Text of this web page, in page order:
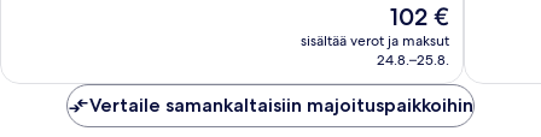
Hinta
on
102 €
102 €
sisältää verot ja maksut
24.8.–25.8.
Vertaile samankaltaisiin majoituspaikkoihin